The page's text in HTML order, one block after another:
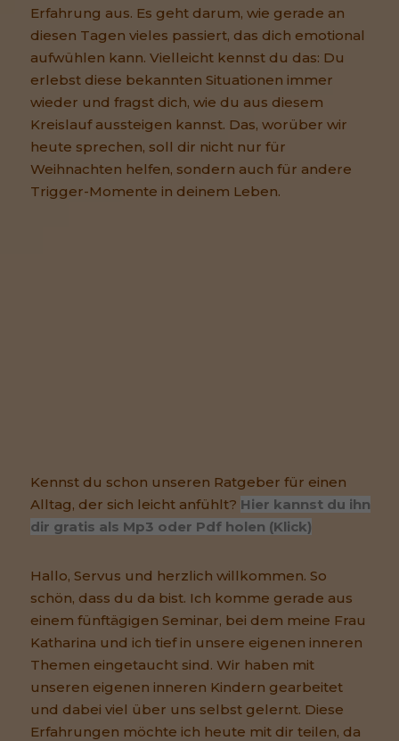
Erfahrung aus. Es geht darum, wie gerade an
diesen Tagen vieles passiert, das dich emotional
aufwühlen kann. Vielleicht kennst du das: Du
erlebst diese bekannten Situationen immer
wieder und fragst dich, wie du aus diesem
Kreislauf aussteigen kannst. Das, worüber wir
heute sprechen, soll dir nicht nur für
Weihnachten helfen, sondern auch für andere
Trigger-Momente in deinem Leben.
Kennst du schon unseren Ratgeber für einen
Alltag, der sich leicht anfühlt? Hier kannst du ihn
dir gratis als Mp3 oder Pdf holen (Klick)
Hallo, Servus und herzlich willkommen. So
schön, dass du da bist. Ich komme gerade aus
einem fünftägigen Seminar, bei dem meine Frau
Katharina und ich tief in unsere eigenen inneren
Themen eingetaucht sind. Wir haben mit
unseren eigenen inneren Kindern gearbeitet
und dabei viel über uns selbst gelernt. Diese
Erfahrungen möchte ich heute mit dir teilen, da